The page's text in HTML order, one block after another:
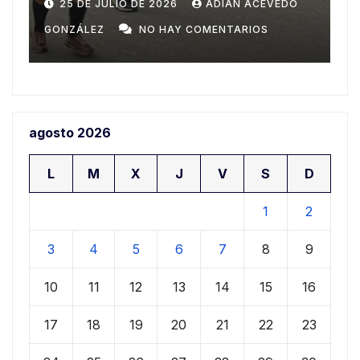
20 DE JULIO DE 2026 ADIAN ACEVEDO
GONZÁLEZ NO HAY COMENTARIOS
agosto 2026
L M X J V S D
1 2
3 4 5 6 7 8 9
10 11 12 13 14 15 16
17 18 19 20 21 22 23